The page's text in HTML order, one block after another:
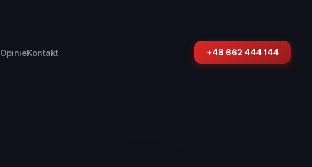
OpinieKontakt +48 662 444 144